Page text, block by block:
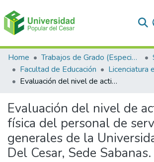
Communities & Collections
All of DSpace
Home Trabajos de Grado (Especializaciones y Pregrados)
Facultad de Educación
Evaluación del nivel de actividad física del personal de servicios generales de la Universidad Popular Del Cesar, Sede Sabanas.
Evaluación del nivel de
física del personal de
generales de la
Del Cesar, Sede Sabanas.